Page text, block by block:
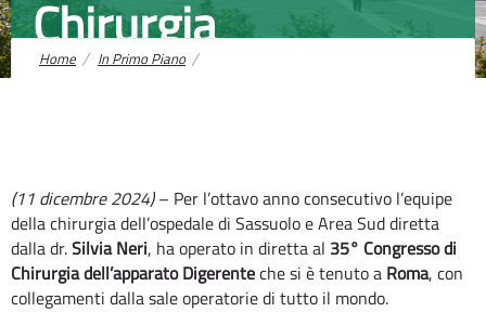
Chirurgia
Home
In Primo Piano
(11 dicembre 2024)– Per l’ottavo anno consecutivo l’equipe
della chirurgia dell’ospedale di Sassuolo e Area Sud diretta
dalla dr.SilviaNeri, ha operato in diretta al 35° Congresso di
Chirurgia dell’apparato Digerenteche si è tenuto a Roma, con
collegamenti dalla sale operatorie di tutto il mondo.